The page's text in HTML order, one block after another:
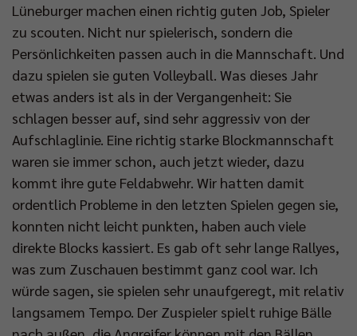
Lüneburger machen einen richtig guten Job, Spieler
zu scouten. Nicht nur spielerisch, sondern die
Persönlichkeiten passen auch in die Mannschaft. Und
dazu spielen sie guten Volleyball. Was dieses Jahr
etwas anders ist als in der Vergangenheit: Sie
schlagen besser auf, sind sehr aggressiv von der
Aufschlaglinie. Eine richtig starke Blockmannschaft
waren sie immer schon, auch jetzt wieder, dazu
kommt ihre gute Feldabwehr. Wir hatten damit
ordentlich Probleme in den letzten Spielen gegen sie,
konnten nicht leicht punkten, haben auch viele
direkte Blocks kassiert. Es gab oft sehr lange Rallyes,
was zum Zuschauen bestimmt ganz cool war. Ich
würde sagen, sie spielen sehr unaufgeregt, mit relativ
langsamem Tempo. Der Zuspieler spielt ruhige Bälle